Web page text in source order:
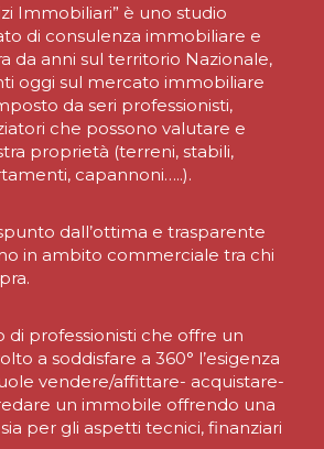
Immobiliari” è uno studio
di consulenza immobiliare e
da anni sul territorio Nazionale,
oggi sul mercato immobiliare
da seri professionisti,
che possono valutare e
proprietà (terreni, stabili,
capannoni…..).
dall’ottima e trasparente
in ambito commerciale tra chi
di professionisti che offre un
a soddisfare a 360° l’esigenza
vendere/affittare- acquistare-
un immobile offrendo una
per gli aspetti tecnici, finanziari